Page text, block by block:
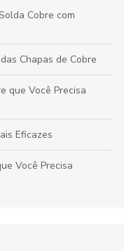
Cobre com
Chapas de Cobre
que Você Precisa
Eficazes
Você Precisa